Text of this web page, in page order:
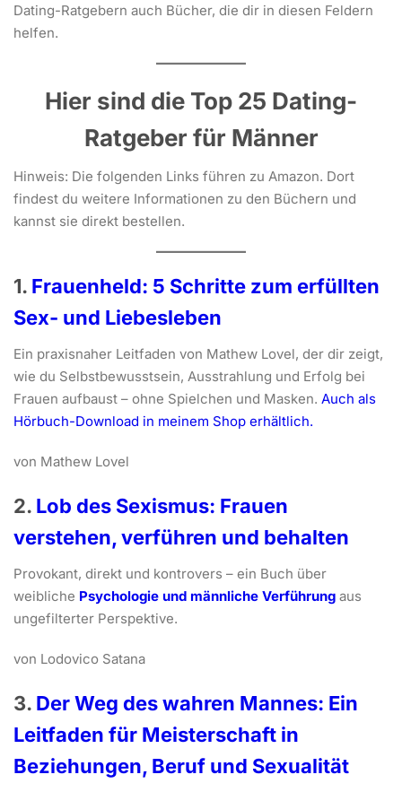
Dating-Ratgebern auch Bücher, die dir in diesen Feldern
helfen.
Hier sind die Top 25 Dating-
Ratgeber für Männer
Hinweis: Die folgenden Links führen zu Amazon. Dort
findest du weitere Informationen zu den Büchern und
kannst sie direkt bestellen.
1. Frauenheld: 5 Schritte zum erfüllten
Sex- und Liebesleben
Ein praxisnaher Leitfaden von Mathew Lovel, der dir zeigt,
wie du Selbstbewusstsein, Ausstrahlung und Erfolg bei
Frauen aufbaust – ohne Spielchen und Masken. Auch als
Hörbuch-Download in meinem Shop erhältlich.
von Mathew Lovel
2. Lob des Sexismus: Frauen
verstehen, verführen und behalten
Provokant, direkt und kontrovers – ein Buch über
weibliche Psychologie und männliche Verführung aus
ungefilterter Perspektive.
von Lodovico Satana
3. Der Weg des wahren Mannes: Ein
Leitfaden für Meisterschaft in
Beziehungen, Beruf und Sexualität